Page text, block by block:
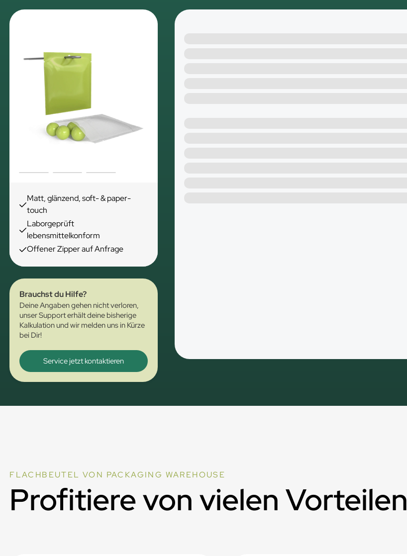
Matt, glänzend, soft- & paper-
touch
Laborgeprüft
lebensmittelkonform
Offener Zipper auf Anfrage
Brauchst du Hilfe?
Deine Angaben gehen nicht verloren,
unser Support erhält deine bisherige
Kalkulation und wir melden uns in Kürze
bei Dir!
Service jetzt kontaktieren
FLACHBEUTEL VON PACKAGING WAREHOUSE
Profitiere von vielen Vorteilen